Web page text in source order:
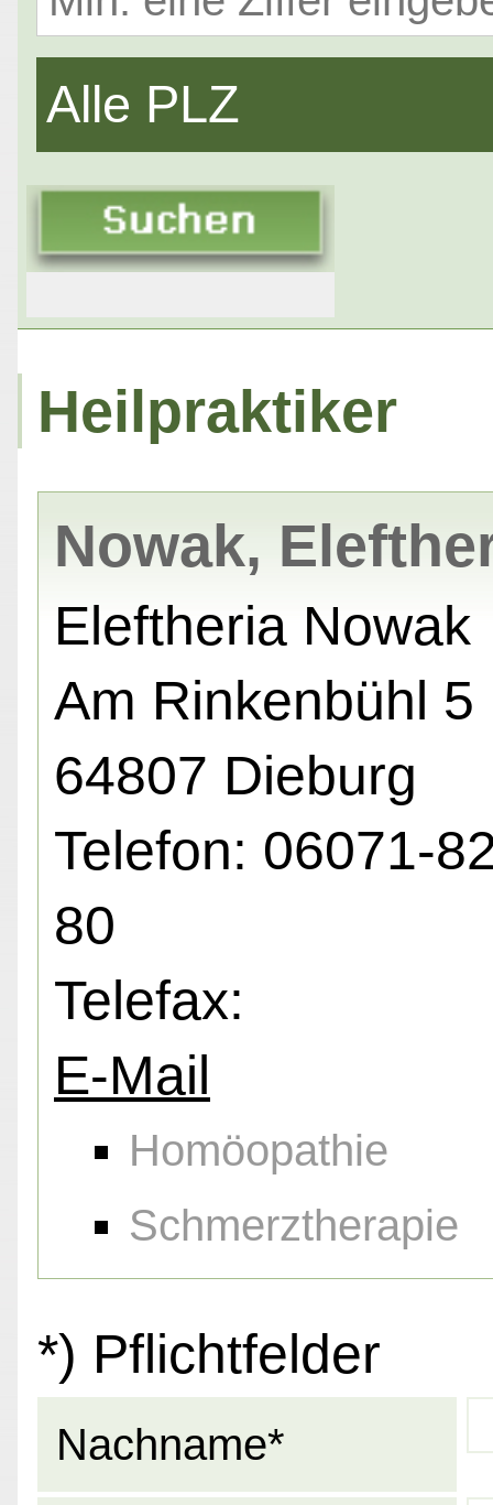
Alle PLZ
Heilpraktiker
Nowak,
Eleftheria Nowak
Am Rinkenbühl 5
64807 Dieburg
Telefon: 06071-
80
Telefax:
E-Mail
Homöopathie
Schmerztherapie
*) Pflichtfelder
Nachname*